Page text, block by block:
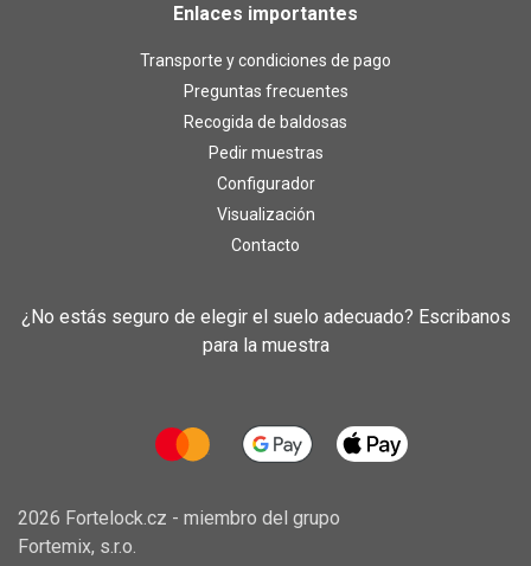
Enlaces importantes
Transporte y condiciones de pago
Preguntas frecuentes
Recogida de baldosas
Pedir muestras
Configurador
Visualización
Contacto
¿No estás seguro de elegir el suelo adecuado? Escribanos
para la muestra
2026 Fortelock.cz - miembro del grupo
Fortemix, s.r.o.